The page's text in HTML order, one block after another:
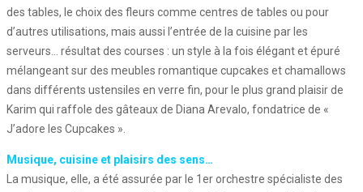
des tables, le choix des fleurs comme centres de tables ou pour
d’autres utilisations, mais aussi l’entrée de la cuisine par les
serveurs… résultat des courses : un style à la fois élégant et épuré
mélangeant sur des meubles romantique cupcakes et chamallows
dans différents ustensiles en verre fin, pour le plus grand plaisir de
Karim qui raffole des gâteaux de Diana Arevalo, fondatrice de «
J’adore les Cupcakes ».
Musique, cuisine et plaisirs des sens…
La musique, elle, a été assurée par le 1er orchestre spécialiste des